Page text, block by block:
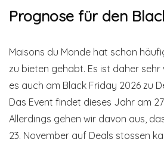
Prognose für den
Maisons du Monde hat schon
zu bieten gehabt. Es ist daher sehr
es auch am Black Friday 2026 zu
Das Event findet dieses Jahr am
Allerdings gehen wir davon aus,
23. November auf Deals stossen